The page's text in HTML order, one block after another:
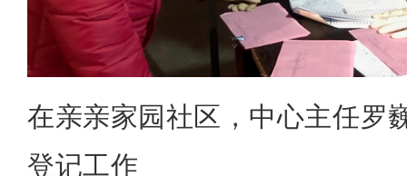
在亲亲家园社区，中心主任罗
登记工作